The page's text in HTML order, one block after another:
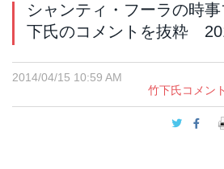
シャンティ・フーラの時
下氏のコメントを抜粋
2014/04/15 10:59 AM
竹下氏コメン